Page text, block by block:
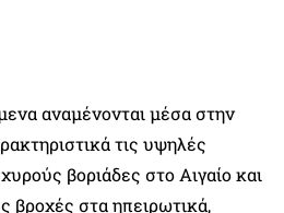
αναμένονται μέσα στην
τις υψηλές
βοριάδες στο Αιγαίο και
βροχές στα ηπειρωτικά,